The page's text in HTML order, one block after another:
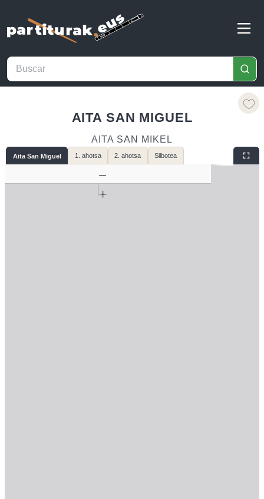
AITA SAN MIGUEL
AITA SAN MIKEL
Aita San Miguel 1. ahotsa 2. ahotsa Silbotea